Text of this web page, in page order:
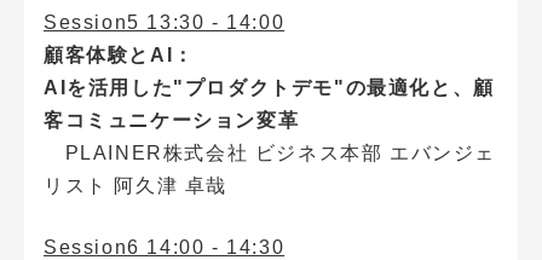
Session5 13:30 - 14:00
顧客体験とAI：
AIを活用した"プロダクトデモ"の最適化と、顧
客コミュニケーション変革
PLAINER株式会社 ビジネス本部 エバンジェ
リスト 阿久津 卓哉
Session6 14:00 - 14:30